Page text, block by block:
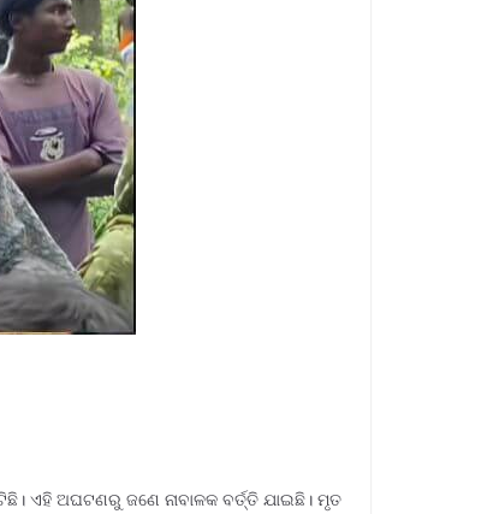
ଏହି ଅଘଟଣରୁ ଜଣେ ନାବାଳକ ବର୍ତ୍ତି ଯାଇଛି। ମୃତ